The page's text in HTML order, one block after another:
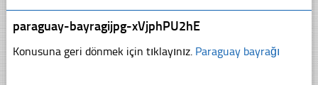
paraguay-bayragijpg-xVjphPU2hE
Konusuna geri dönmek için tıklayınız. Paraguay bayrağı